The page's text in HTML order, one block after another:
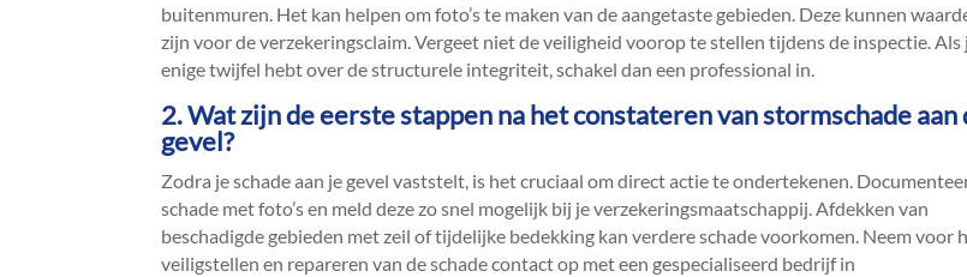
buitenmuren.​ Het kan helpen om foto’s te maken van de aangetaste gebieden.​ Deze kunnen
zijn voor de verzekeringsclaim.​ Vergeet niet de veiligheid voorop te stellen tijdens de inspectie.​ Als
enige twijfel hebt over de structurele integriteit, schakel dan een professional in.​
2.​ Wat zijn de eerste stappen na het constateren van stormschade aan
gevel?
Zodra je schade aan je gevel vaststelt, is het cruciaal om direct actie te ondertekenen.​
schade met foto’s en meld deze zo snel mogelijk bij je verzekeringsmaatschappij.​ Afdekken van
beschadigde gebieden met zeil of tijdelijke bedekking kan verdere schade voorkomen.​ Neem voor
veiligstellen en repareren van de schade contact op met een gespecialiseerd bedrijf in